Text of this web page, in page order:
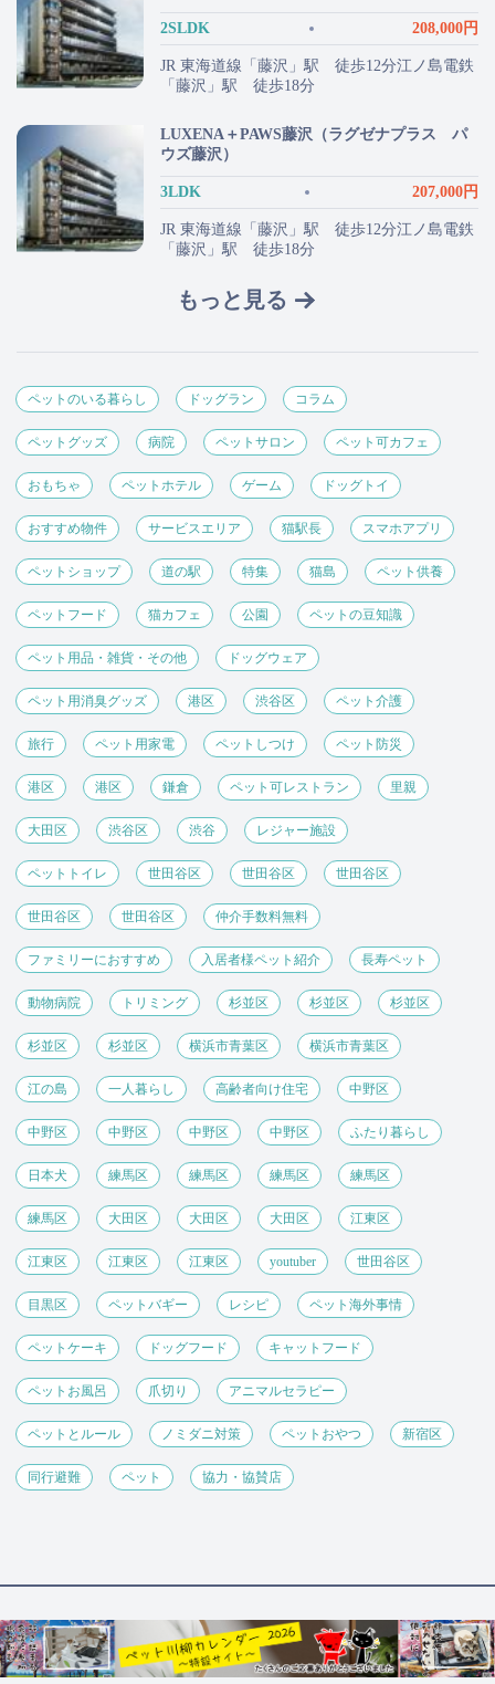
2SLDK 208,000円
JR 東海道線「藤沢」駅 徒歩12分江ノ島電鉄
「藤沢」駅 徒歩18分
LUXENA＋PAWS藤沢（ラグゼナプラス パ
ウズ藤沢）
3LDK 207,000円
JR 東海道線「藤沢」駅 徒歩12分江ノ島電鉄
「藤沢」駅 徒歩18分
もっと見る
ペットのいる暮らし ドッグラン コラム
ペットグッズ 病院 ペットサロン ペット可カフェ
おもちゃ ペットホテル ゲーム ドッグトイ
おすすめ物件 サービスエリア 猫駅長 スマホアプリ
ペットショップ 道の駅 特集 猫島 ペット供養
ペットフード 猫カフェ 公園 ペットの豆知識
ペット用品・雑貨・その他 ドッグウェア
ペット用消臭グッズ 港区 渋谷区 ペット介護
旅行 ペット用家電 ペットしつけ ペット防災
港区 港区 鎌倉 ペット可レストラン 里親
大田区 渋谷区 渋谷 レジャー施設
ペットトイレ 世田谷区 世田谷区 世田谷区
世田谷区 世田谷区 仲介手数料無料
ファミリーにおすすめ 入居者様ペット紹介 長寿ペット
動物病院 トリミング 杉並区 杉並区 杉並区
杉並区 杉並区 横浜市青葉区 横浜市青葉区
江の島 一人暮らし 高齢者向け住宅 中野区
中野区 中野区 中野区 中野区 ふたり暮らし
日本犬 練馬区 練馬区 練馬区 練馬区
練馬区 大田区 大田区 大田区 江東区
江東区 江東区 江東区 youtuber 世田谷区
目黒区 ペットバギー レシピ ペット海外事情
ペットケーキ ドッグフード キャットフード
ペットお風呂 爪切り アニマルセラピー
ペットとルール ノミダニ対策 ペットおやつ 新宿区
同行避難 ペット 協力・協賛店